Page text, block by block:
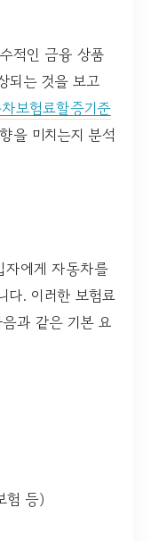
적인 금융 상품
되는 것을 보고
보험료할증기준
을 미치는지 분석
자에게 자동차를
다. 이러한 보험료
과 같은 기본 요
험 등)